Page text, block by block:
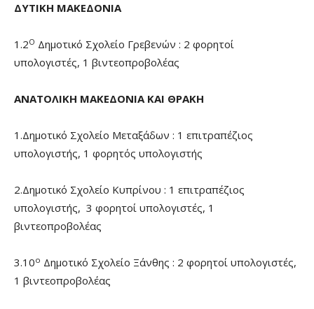
ΔΥΤΙΚΗ ΜΑΚΕΔΟΝΙΑ
1.2Ο Δημοτικό Σχολείο Γρεβενών : 2 φορητοί
υπολογιστές, 1 βιντεοπροβολέας
ΑΝΑΤΟΛΙΚΗ ΜΑΚΕΔΟΝΙΑ ΚΑΙ ΘΡΑΚΗ
1.Δημοτικό Σχολείο Μεταξάδων : 1 επιτραπέζιος
υπολογιστής, 1 φορητός υπολογιστής
2.Δημοτικό Σχολείο Κυπρίνου : 1 επιτραπέζιος
υπολογιστής, 3 φορητοί υπολογιστές, 1
βιντεοπροβολέας
3.10ο Δημοτικό Σχολείο Ξάνθης : 2 φορητοί υπολογιστές,
1 βιντεοπροβολέας